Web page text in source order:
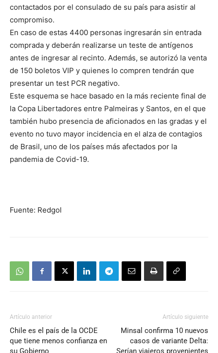
contactados por el consulado de su país para asistir al
compromiso.
En caso de estas 4400 personas ingresarán sin entrada
comprada y deberán realizarse un teste de antígenos
antes de ingresar al recinto. Además, se autorizó la venta
de 150 boletos VIP y quienes lo compren tendrán que
presentar un test PCR negativo.
Este esquema se hace basado en la más reciente final de
la Copa Libertadores entre Palmeiras y Santos, en el que
también hubo presencia de aficionados en las gradas y el
evento no tuvo mayor incidencia en el alza de contagios
de Brasil, uno de los países más afectados por la
pandemia de Covid-19.
Fuente: Redgol
Artículo anterior
Chile es el país de la OCDE
que tiene menos confianza en
su Gobierno
Artículo siguiente
Minsal confirma 10 nuevos
casos de variante Delta:
Serían viajeros provenientes